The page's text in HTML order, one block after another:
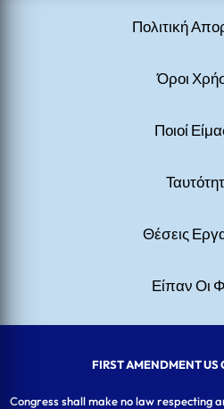
Πολιτική
Όροι
Ποιοί
Θέσεις
Είπαν Οι
FIRST AMENDMENT US
Congress shall make no law respecting